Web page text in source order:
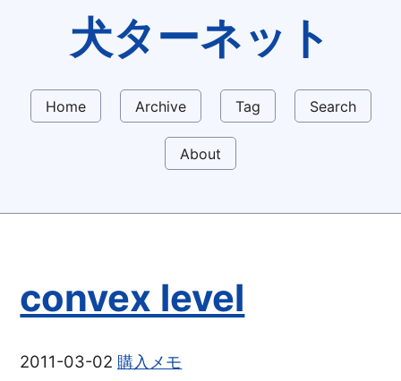
犬ターネット
Home Archive Tag Search
About
convex level
2011-03-02 購入メモ